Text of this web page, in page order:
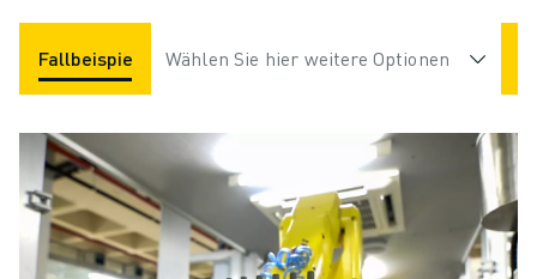
Fallbeispiele Anwendungen Branchen
Wählen Sie hier weitere Optionen